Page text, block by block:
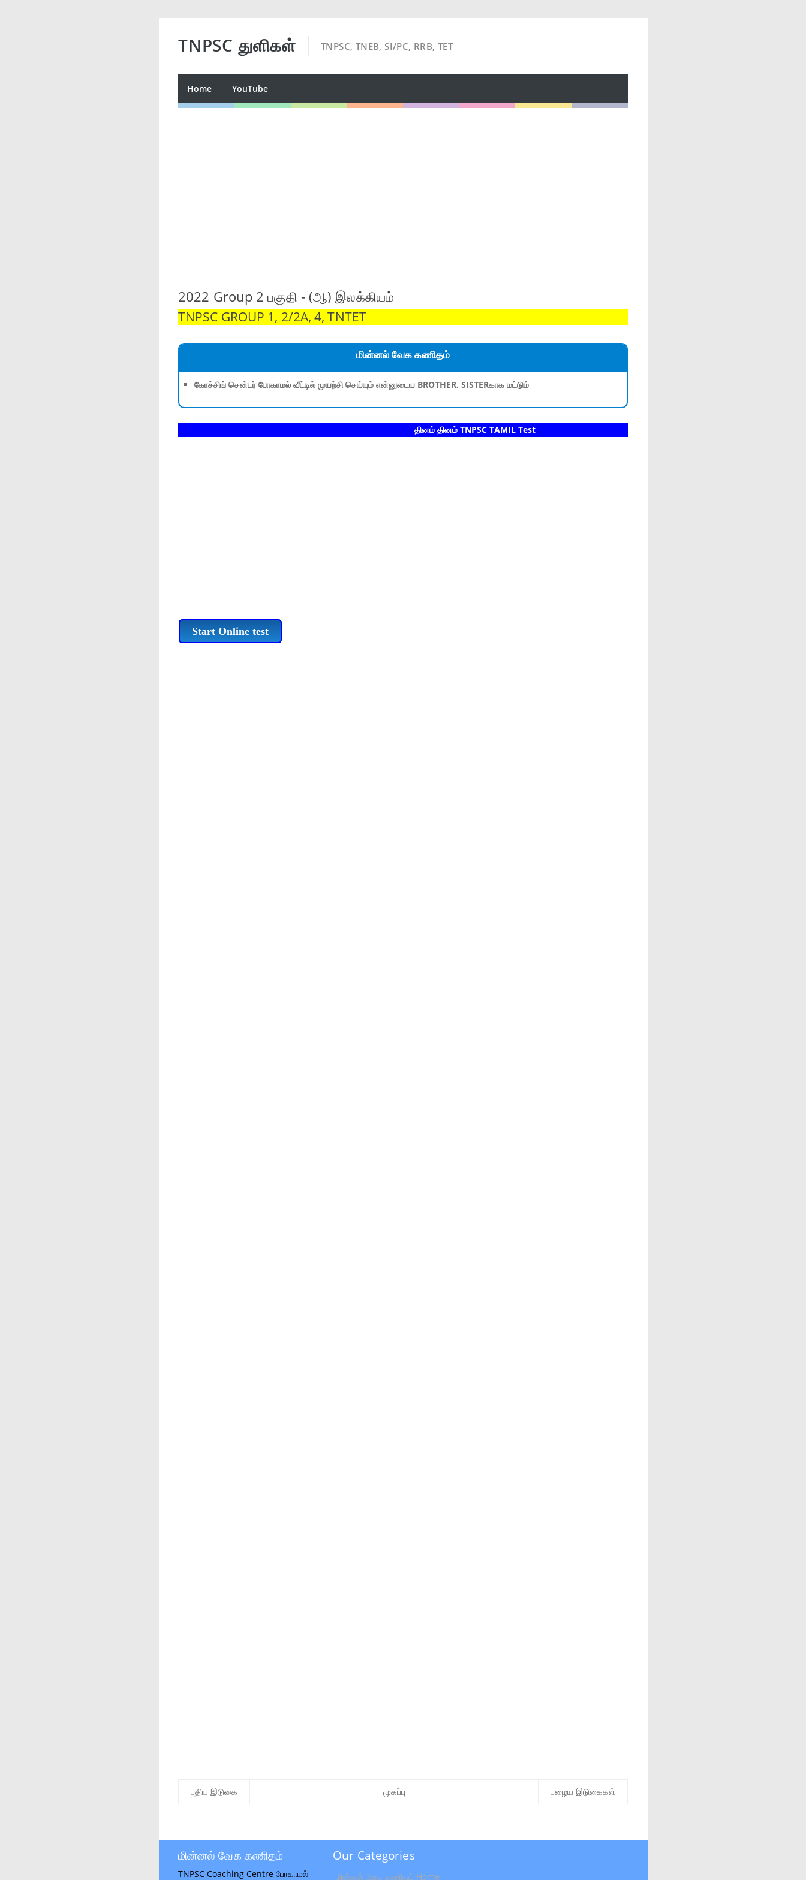
TNPSC துளிகள் TNPSC, TNEB, SI/PC, RRB, TET
Home YouTube
2022 Group 2 பகுதி - (ஆ) இலக்கியம்
TNPSC GROUP 1, 2/2A, 4, TNTET
மின்னல் வேக கணிதம்
கோச்சிங் சென்டர் போகாமல் வீட்டில் முயற்சி செய்யும் என்னுடைய BROTHER, SISTERகாக மட்டும்
தினம் தினம் TNPSC TAMIL Test
Start Online test
புதிய இடுகை பழைய இடுகைகள்
முகப்பு
மின்னல் வேக கணிதம்
TNPSC Coaching Centre போகாமல்
Our Categories
மின்னல் வேக கணிதம் Home